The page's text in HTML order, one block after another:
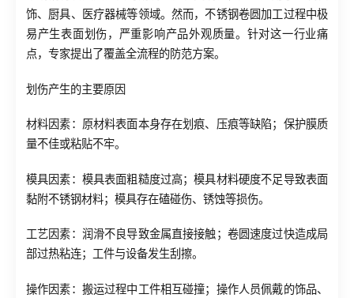
饰、厨具、医疗器械等领域。然而，不锈钢卷圆加工过程中极
易产生表面划伤，严重影响产品外观质量。针对这一行业痛
点，专家提出了覆盖全流程的防范方案。
划伤产生的主要原因
材料因素：原材料表面本身存在划痕、压痕等缺陷；保护膜质
量不佳或粘贴不牢。
模具因素：模具表面粗糙度过高；模具材料硬度不足导致表面
黏附不锈钢材料；模具存在磕碰伤、锈蚀等损伤。
工艺因素：润滑不良导致金属直接接触；卷圆速度过快造成局
部过热粘连；工件与设备发生刮擦。
操作因素：搬运过程中工件相互碰撞；操作人员佩戴的饰品、